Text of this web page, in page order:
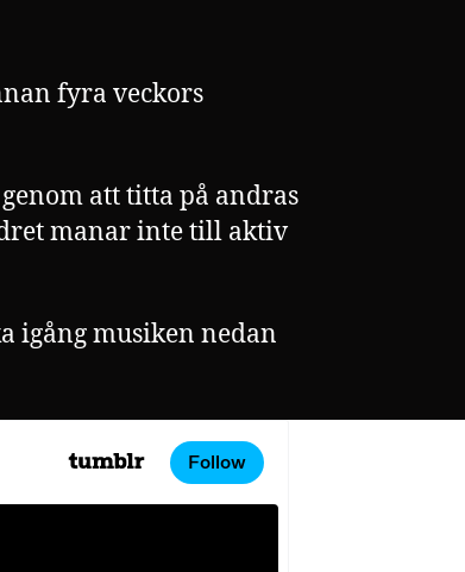
fyra veckors
att titta på andras
manar inte till aktiv
igång musiken nedan